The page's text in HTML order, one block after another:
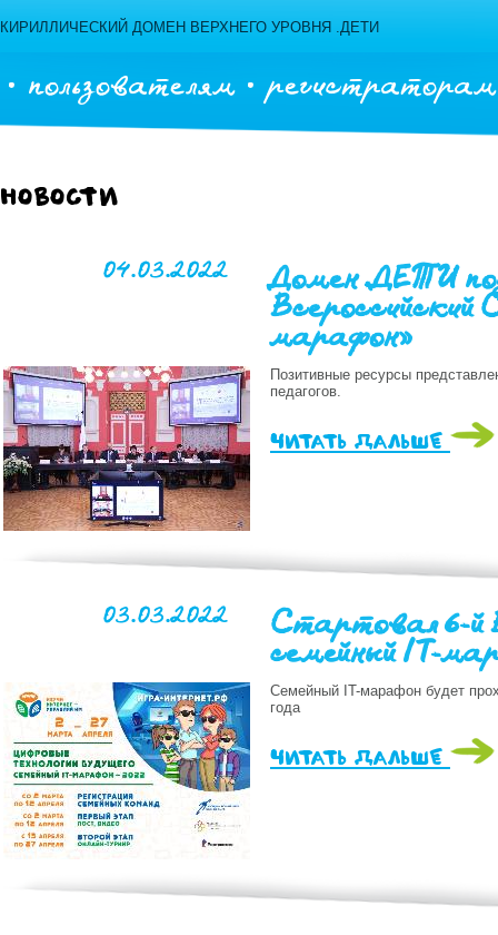
КИРИЛЛИЧЕСКИЙ ДОМЕН ВЕРХНЕГО УРОВНЯ .ДЕТИ
пользователям регистраторам
Новости
04.03.2022
Домен .ДЕТИ
Всероссийский
марафон»
Позитивные ресурсы
педагогов.
читать дальше
03.03.2022
Стартовал 6-й
семейный IT-
Семейный IT-марафон будет
года
читать дальше